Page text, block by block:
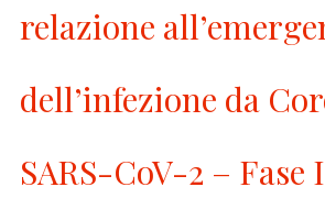
relazione
dell’infezione da
SARS-CoV-2 – Fase